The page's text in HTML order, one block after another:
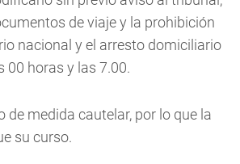
de viaje y la prohibición
nacional y el arresto domiciliario
00 horas y las 7.00.
de medida cautelar, por lo que la
su curso.